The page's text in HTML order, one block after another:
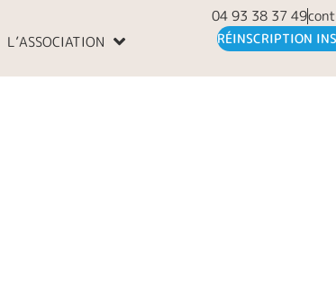
04 93 38 37 49
L’ASSOCIATION RÉINSCRIPTION